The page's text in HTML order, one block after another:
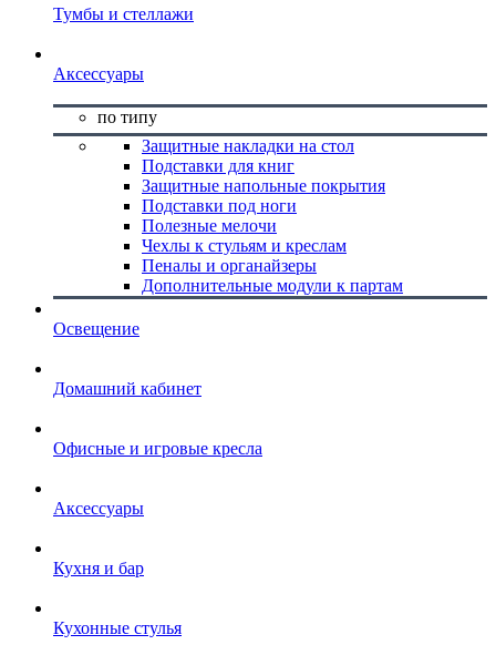
Тумбы и стеллажи
Аксессуары
по типу
Защитные накладки на стол
Подставки для книг
Защитные напольные покрытия
Подставки под ноги
Полезные мелочи
Чехлы к стульям и креслам
Пеналы и органайзеры
Дополнительные модули к партам
Освещение
Домашний кабинет
Офисные и игровые кресла
Аксессуары
Кухня и бар
Кухонные стулья